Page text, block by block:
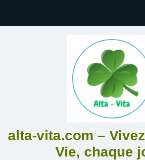
alta-vita.com –
Vie, chaque